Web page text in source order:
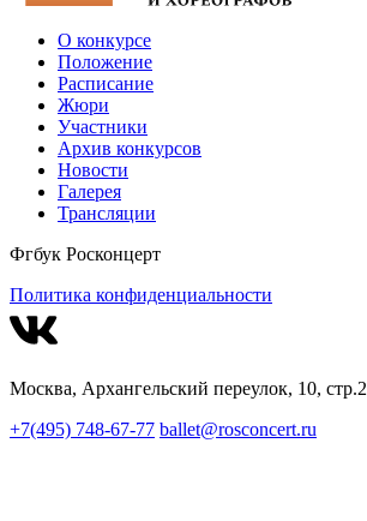
О конкурсе
Положение
Расписание
Жюри
Участники
Архив конкурсов
Новости
Галерея
Трансляции
Фгбук Росконцерт
Политика конфиденциальности
Москва, Архангельский переулок, 10, стр.2
+7(495) 748-67-77 ballet@rosconcert.ru